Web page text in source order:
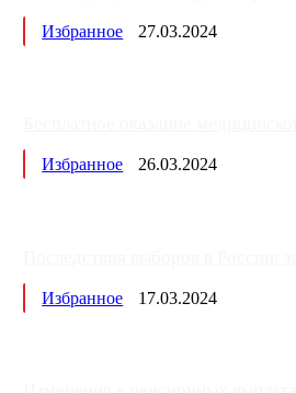
Избранное 27.03.2024
Избранное 26.03.2024
Избранное 17.03.2024